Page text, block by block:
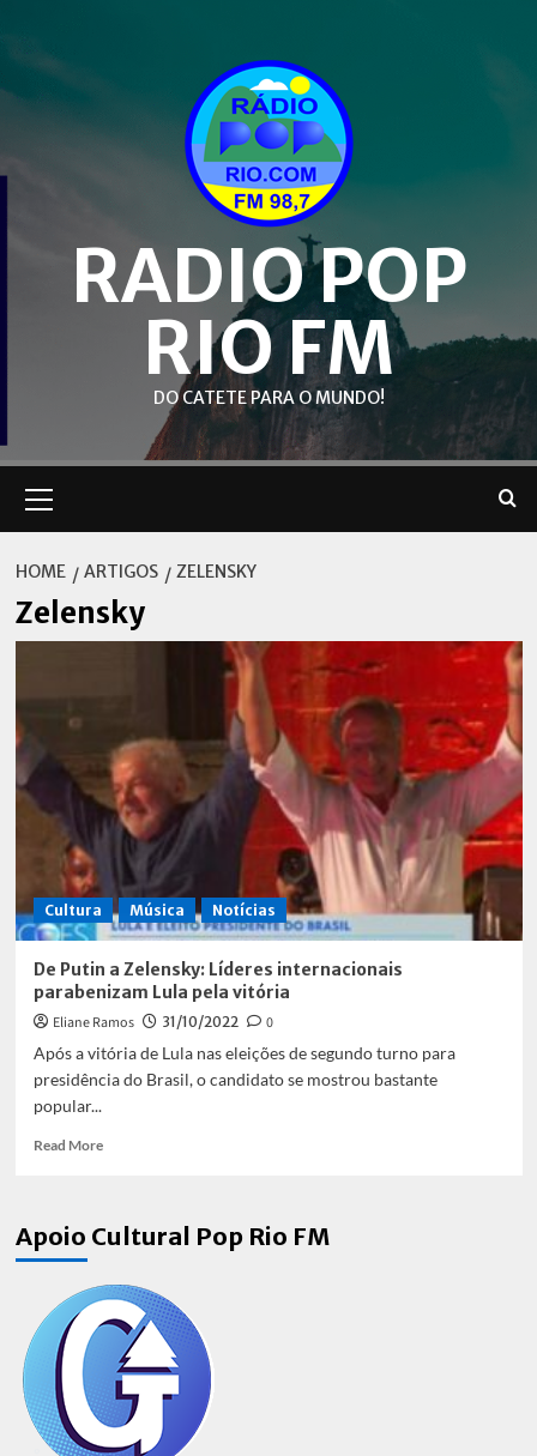
content
RADIO POP
RIO FM
DO CATETE PARA O MUNDO!
Menu
HOME ARTIGOS ZELENSKY
Zelensky
Cultura Música Notícias
De Putin a Zelensky: Líderes internacionais
parabenizam Lula pela vitória
Eliane Ramos 31/10/2022
0
Após a vitória de Lula nas eleições de segundo turno para
presidência do Brasil, o candidato se mostrou bastante
popular...
Read MoreRead
Putin
Líderes
internacionais
parabenizam
Lula
pela
vitória
Apoio Cultural Pop Rio FM